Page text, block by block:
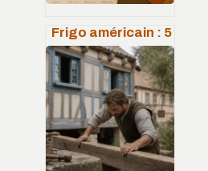
Frigo américain : 5
astuces pour
l’intégrer sans
rompre
l’alignement de
votre cuisine